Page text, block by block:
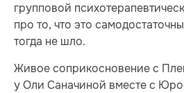
групповой
про то, что это
тогда не шло.
Живое соприкосновение с
у Оли Саначиной вместе с